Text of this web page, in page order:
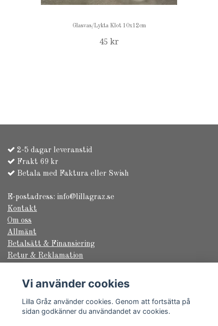
Glasvas/Lykta Klot 10x12cm
45 kr
2-5 dagar leveranstid
Frakt 69 kr
Betala med Faktura eller Swish
E-postadress: info@lillagraz.se
Kontakt
Om oss
Allmänt
Betalsätt & Finansiering
Retur & Reklamation
Frakt & Leverans
Returformulär
Vi använder cookies
Lilla Gråz använder cookies. Genom att fortsätta på
sidan godkänner du användandet av cookies.